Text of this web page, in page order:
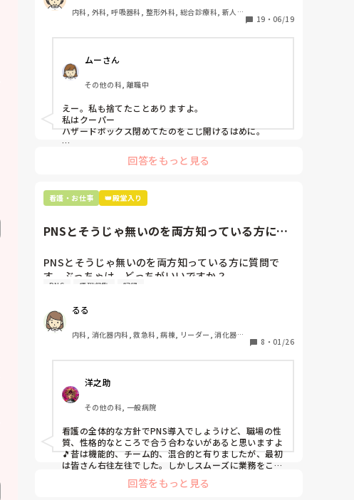
患者に使用した物品は使い捨て、という認識が頭の中
にあって…。
「普通鑷子捨てる！？明らかに使い捨てて良いような
安物じゃないよね？」
「そんなミスした新人、あなたが初めてだよ」
と言われました。。
たしかに、よくよく考えてみれば
手術室で使った物品も全部滅菌して使いまわすし、
滅菌の種類とかも学校で習ったはずなのに
なんで頭回らなかったんだろう😭
市長さんは、
患者さんに迷惑かけたわけじゃないから大丈夫、
と慰めてくれましたが、、
自分が情けなくて情けなくて😭
こんなバカな私をせめて笑い飛ばしてください笑
内科, 外科, 呼吸器科, 整形外科, 総合診療科, 新人ナ
19 ・ 06/19
ムーさん
その他の科, 離職中
えー。私も捨てたことありますよ。
私はクーパー
ハザードボックス閉めてたのをこじ開けるはめに。
これは私じゃないけど、患者さんのガラケーを洗濯もの
と一緒に出しちゃったり。(これは問題か💦)
回答をもっと見る
看護・お仕事 👑殿堂入り
PNSとそうじゃ無いのを両方知っている方に質
PNSとそうじゃ無いのを両方知っている方に質問で
す。ぶっちゃけ、どっちがいいですか？
その後、PNSを廃止しました。
私は、そのPNSを廃止した病棟からまだPNSをやって
いる病棟に9月に異動してきました。
ぶっちゃけ、新人のレベルにかなりの差が出ているな
色々な病棟に入院したことのある患者さんも、「(私が
異動する前の病棟の方が)新人が患者から見てもよく動
けてたよ」と言っていました。
現病棟はPNSだけれども、結局は忙しくて、新人の面
倒を見てられず、清潔ケアや単純に点滴を繋げてくる
など、簡単な仕事しか新人にさせていませんでした。
PNSを廃止した病棟では、イベントは必ずと言ってい
いほど新人に担当させて、指導者やリーダーが責任持
って指導することで、新人ができることがどんどん増
PNS 情報収集 記録
るる
内科, 消化器内科, 救急科, 病棟, リーダー, 消化器外
8 ・ 01/26
洋之助
その他の科, 一般病院
看護の全体的な方針でPNS導入でしょうけど、職場の性
質、性格的なところで合う合わないがあると思いますよ
🎵昔は機能的、チーム的、混合的と有りましたが、最初
は皆さん右往左往でした。しかしスムーズに業務をこな
してましたよ。勿論、指導する事も😉🆗✨でしたよ🎵ど
うしてもPNSの導入なら皆さんと意見交換を行うべきと
回答をもっと見る